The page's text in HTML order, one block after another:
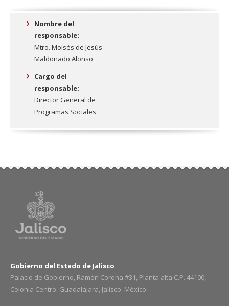
Nombre del
responsable:
Mtro. Moisés de Jesús
Maldonado Alonso
Cargo del
responsable:
Director General de
Programas Sociales
Gobierno del Estado de Jalisco
Palacio de Gobierno, Ramón Corona #31, Planta alta C.P. 44100,
Colonia Centro. Guadalajara, Jalisco. México.